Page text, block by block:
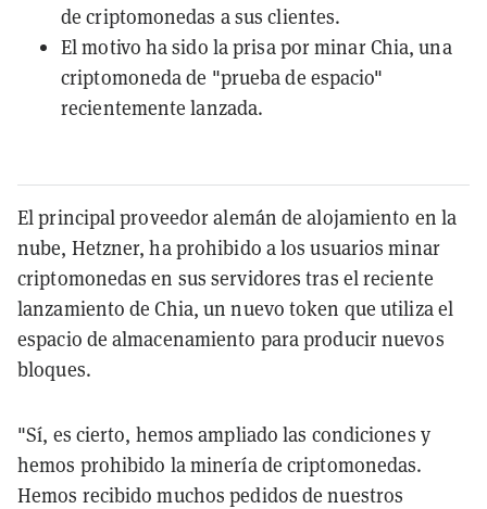
de criptomonedas a sus clientes.
El motivo ha sido la prisa por minar Chia, una
criptomoneda de "prueba de espacio"
recientemente lanzada.
El principal proveedor alemán de alojamiento en la
nube, Hetzner, ha prohibido a los usuarios minar
criptomonedas en sus servidores tras el reciente
lanzamiento de Chia, un nuevo token que utiliza el
espacio de almacenamiento para producir nuevos
bloques.
"Sí, es cierto, hemos ampliado las condiciones y
hemos prohibido la minería de criptomonedas.
Hemos recibido muchos pedidos de nuestros